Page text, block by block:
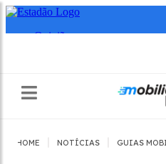
HOME NOTÍCIAS GUIAS